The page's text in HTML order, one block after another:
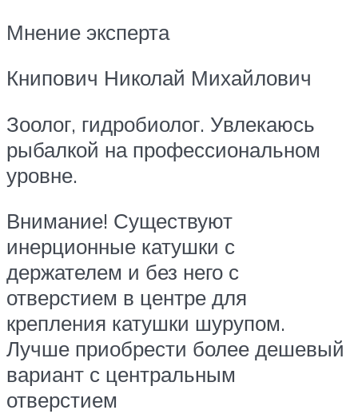
Мнение эксперта
Книпович Николай Михайлович
Зоолог, гидробиолог. Увлекаюсь
рыбалкой на профессиональном
уровне.
Внимание! Существуют
инерционные катушки с
держателем и без него с
отверстием в центре для
крепления катушки шурупом.
Лучше приобрести более дешевый
вариант с центральным
отверстием